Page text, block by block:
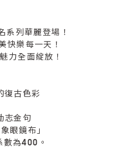
列華麗登場！
樂每一天！
力全面綻放！
復古色彩
志金句
眼鏡布」
為400。